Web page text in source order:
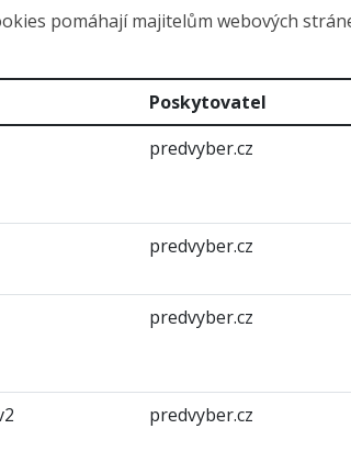
pomáhají majitelům webových
Poskytovatel
predvyber.cz
predvyber.cz
predvyber.cz
predvyber.cz